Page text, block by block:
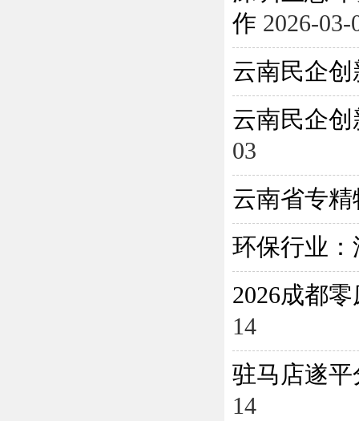
作 2026-03-
云南民企
云南民企
03
云南省专
环保行业
2026成都
14
驻马店遂平
14